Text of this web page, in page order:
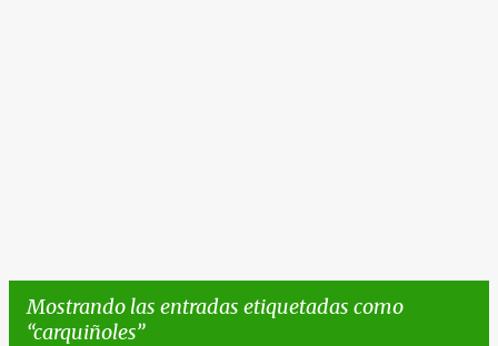
Mostrando las entradas etiquetadas como
carquiñoles